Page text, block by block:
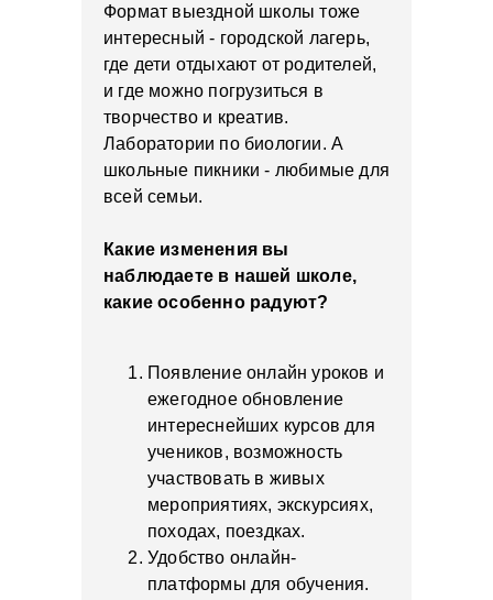
Формат выездной школы тоже
интересный - городской лагерь,
где дети отдыхают от родителей,
и где можно погрузиться в
творчество и креатив.
Лаборатории по биологии. А
школьные пикники - любимые для
всей семьи.
Какие изменения вы
наблюдаете в нашей школе,
какие особенно радуют?
Появление онлайн уроков и
ежегодное обновление
интереснейших курсов для
учеников, возможность
участвовать в живых
мероприятиях, экскурсиях,
походах, поездках.
Удобство онлайн-
платформы для обучения.